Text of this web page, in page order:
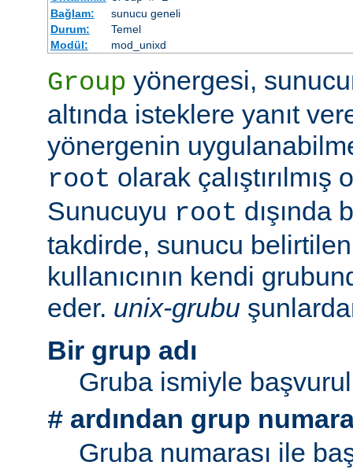
Bağlam:
sunucu geneli
Durum:
Temel
Modül:
mod_unixd
Group yönergesi,
altında isteklere yanıt
yönergenin
root olarak çalıştırılmış
Sunucuyu root dışında
takdirde, sunucu
kullanıcının kendi
eder. unix-grubu
Bir grup adı
Gruba ismiyle
# ardından grup
Gruba numarası ile